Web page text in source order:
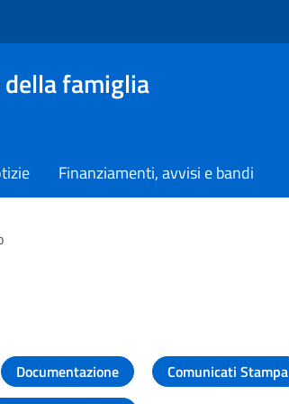
famiglia
Finanziamenti, avvisi e bandi
dal Dipartimento
Documentazione Comunicati Stampa